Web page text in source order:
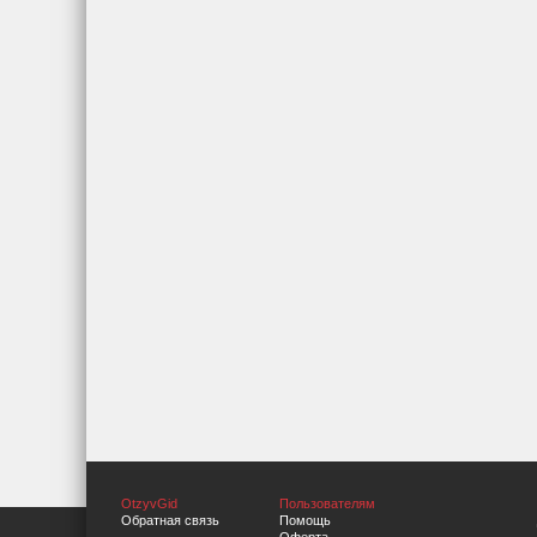
OtzyvGid
Обратная связь
Пользователям
Помощь